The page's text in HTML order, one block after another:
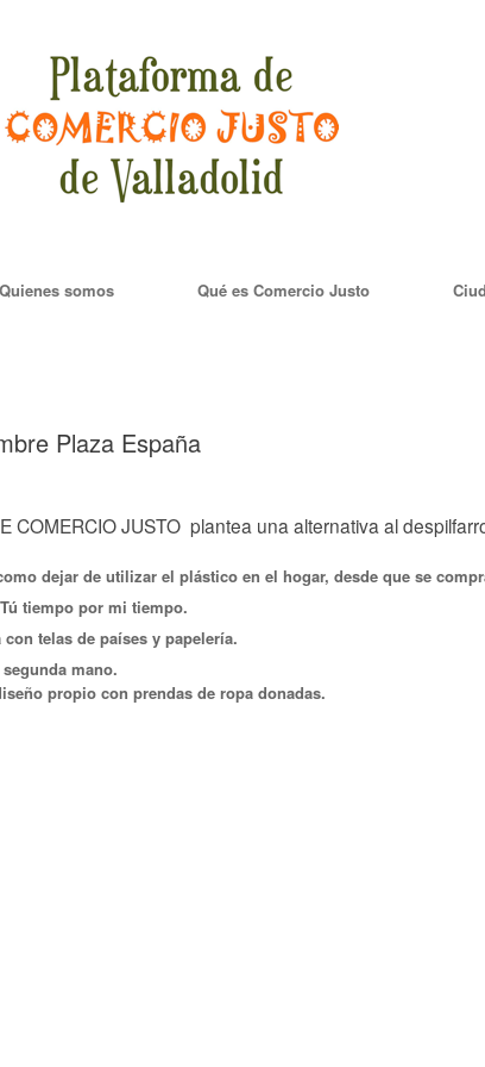
Quienes somos Qué es Comercio Justo
Plaza España
COMERCIO JUSTO plantea una alternativa al
dejar de utilizar el plástico en el hogar, desde que se
tiempo por mi tiempo.
telas de países y papelería.
mano.
propio con prendas de ropa donadas.